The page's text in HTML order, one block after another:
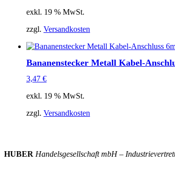
exkl. 19 % MwSt.
zzgl. Versandkosten
Bananenstecker Metall Kabel-
3,47 €
exkl. 19 % MwSt.
zzgl. Versandkosten
HUBER Handelsgesellschaft mbH –